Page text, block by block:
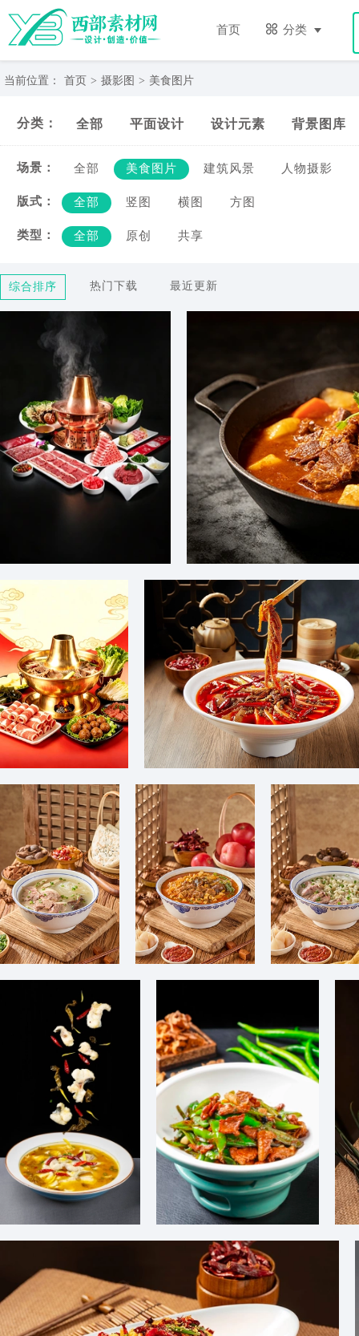
首页 分类
图
片-
西
网
当前位置： 首页 > 摄影图 > 美食图片
分类： 全部 平面设计 设计元素 背景图库
场景： 全部 美食图片 建筑风景 人物摄影
版式： 全部 竖图 横图 方图
类型： 全部 原创 共享
综合排序 热门下载 最近更新
老北京铜锅涮肉图片 重庆毛血旺图片
水盆羊肉图片
辣椒炒肉